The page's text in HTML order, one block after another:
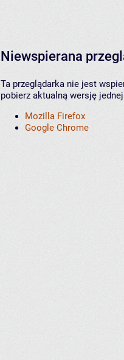
Niewspierana
Ta przeglądarka nie jest
pobierz aktualną wersję
Mozilla Firefox
Google Chrome